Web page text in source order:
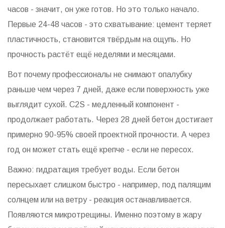
часов - значит, он уже готов. Но это только начало.
Первые 24-48 часов - это схватывание: цемент теряет
пластичность, становится твёрдым на ощупь. Но
прочность растёт ещё неделями и месяцами.
Вот почему профессионалы не снимают опалубку
раньше чем через 7 дней, даже если поверхность уже
выглядит сухой. C2S - медленный компонент -
продолжает работать. Через 28 дней бетон достигает
примерно 90-95% своей проектной прочности. А через
год он может стать ещё крепче - если не пересох.
Важно: гидратация требует воды. Если бетон
пересыхает слишком быстро - например, под палящим
солнцем или на ветру - реакция останавливается.
Появляются микротрещины. Именно поэтому в жару